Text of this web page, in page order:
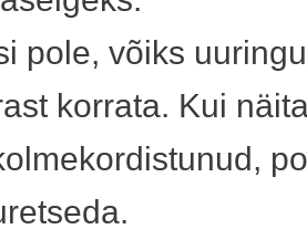
pole, võiks
korrata. Kui